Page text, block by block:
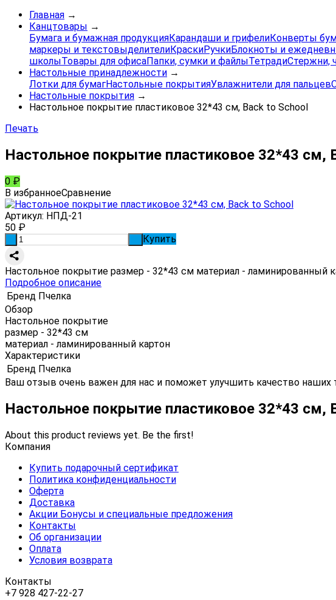
Главная →
Канцтовары →
Бумага и бумажная продукцияКарандаши и грифелиКонверты
маркеры и текстовыделителиКраскиРучкиБлокноты и
школыТовары для офисаПапки, сумки и файлыТетрадиСтержни,
Настольные принадлежности →
Лотки для бумагНастольные покрытияУвлажнители для пальцев
Настольные покрытия →
Настольное покрытие пластиковое 32*43 см, Back to School
Печать
Настольное покрытие пластиковое 32*43 см,
0 ₽
В избранноеСравнение
Артикул: НПД-21
50 ₽
Купить
Настольное покрытие размер - 32*43 см материал - ламинированный
Подробное описание
Бренд Пчелка
Обзор
Настольное покрытие
размер - 32*43 см
материал - ламинированный картон
Характеристики
Бренд Пчелка
Ваш отзыв очень важен для нас и поможет улучшить качество наших
Настольное покрытие пластиковое 32*43 см,
About this product reviews yet. Be the first!
Компания
Купить подарочный сертификат
Политика конфиденциальности
Оферта
Доставка
Акции Бонусы и специальные предложения
Контакты
Об организации
Оплата
Условия возврата
Контакты
+7 928 427-22-27